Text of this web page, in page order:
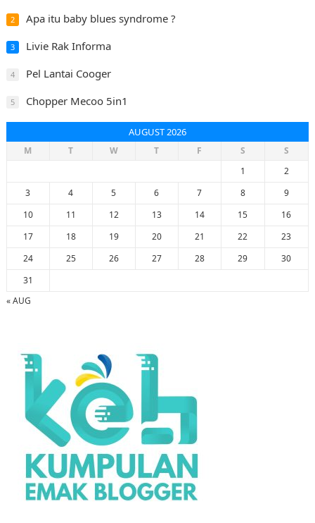
2 Apa itu baby blues syndrome ?
3 Livie Rak Informa
4 Pel Lantai Cooger
5 Chopper Mecoo 5in1
AUGUST 2026
M T W T F S
S
1
2
3
4 5 6 7 8
9
10
11 12 13 14 15
16
17
18 19 20 21 22
23
24
25 26 27 28 29
30
31
« AUG